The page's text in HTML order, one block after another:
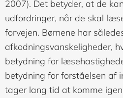
2007). Det betyder, at de
udfordringer, når de skal
forvejen. Børnene har
afkodningsvanskeligheder,
betydning for
betydning for forståelsen af
tager lang tid at komme